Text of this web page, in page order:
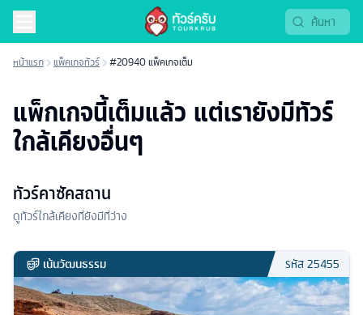
หน้าแรก แพ็คเกจทัวร์ #20940 แพ็คเกจเต็ม
แพ็กเกจนี้เต็มแล้ว แต่เรายังมีทัวร์
ใกล้เคียงอื่นๆ
ทัวร์คาซัคสถาน
ดูทัวร์ใกล้เคียงที่ยังมีที่ว่าง
เน้นวัฒนธรรม รหัส25455